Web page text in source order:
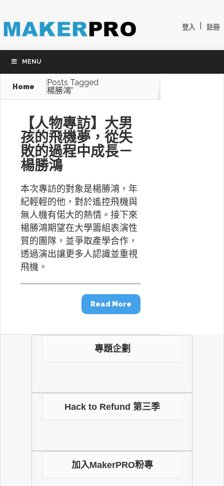
登入 註冊
MENU
Home
Posts Tagged
楊勝鴻"
【人物專訪】大男
孩的飛機夢，從失
敗的過程中成長－
楊勝鴻
本次專訪的對象是楊勝鴻，年
紀輕輕的他，對於遙控飛機與
無人機有偌大的熱情。接下來
楊勝鴻期望在大學籌組表演性
質的團隊，並爭取產學合作，
透過演出讓更多人認識並重視
飛機。
Read More
專題企劃
Hack to Refund 第三季
加入MakerPRO粉專